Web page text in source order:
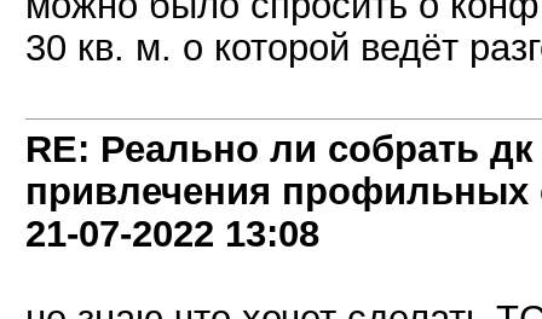
30 кв. м. о которой ведёт
RE: Реально ли собрать
привлечения профильных
21-07-2022 13:08